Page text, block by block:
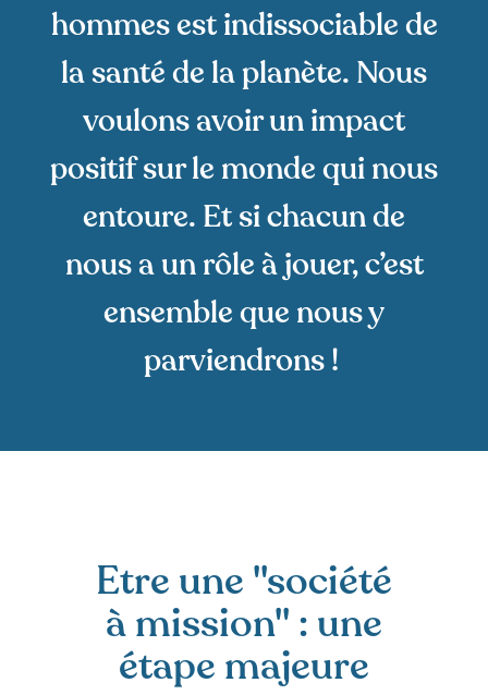
hommes est indissociable de
la santé de la planète. Nous
voulons avoir un impact
positif sur le monde qui nous
entoure. Et si chacun de
nous a un rôle à jouer, c’est
ensemble que nous y
parviendrons !
Etre une "société
à mission" : une
étape majeure